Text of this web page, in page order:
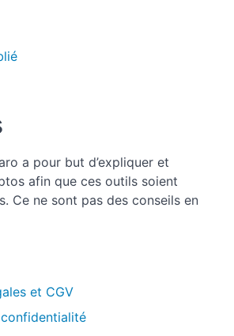
a pour but d’expliquer et
afin que ces outils soient
Ce ne sont pas des conseils en
et CGV